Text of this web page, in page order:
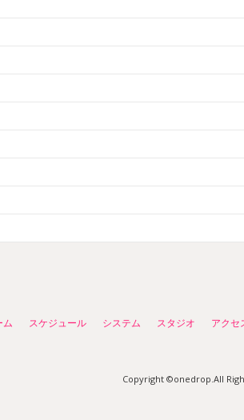
ム スケジュール システム スタジオ アクセ
Copyright ©onedrop.All